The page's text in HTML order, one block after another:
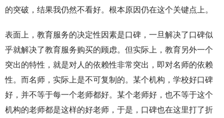
的突破，结果我仍然不看好。根本原因仍在这个关键点上。
表面上，教育服务的决定性因素是口碑，一旦解决了口碑似
乎就解决了教育服务购买的顾虑。但实际上，教育另外一个
突出的特性，就是对人的依赖性非常突出，即对名师的依赖
性。而名师，实际上是不可复制的。某个机构，学校好口碑
好，并不等于每一个老师都好。某个老师好，也不等于这个
机构的老师都是这样的好老师，于是，口碑也在这里打了折